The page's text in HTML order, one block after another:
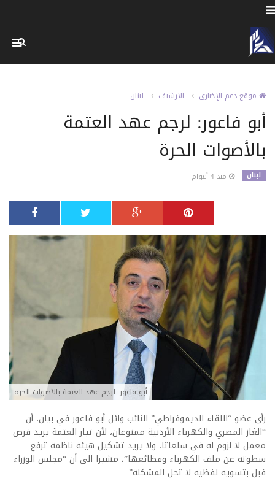
موقع دعم الإخباري الارشيف لبنان
أبو فاعور: لرجم عهد العتمة
بالأصوات الحرة
لبنان منذ 4 أعوام
أبو فاعور: لرجم عهد العتمة بالأصوات الحرة
رأى عضو “اللقاء الديموقراطي” النائب وائل أبو فاعور في بيان، أن
“الغاز المصري والكهرباء الأردنية ممنوعان، لأن تيار العتمة يريد فرض
معمل لا لزوم له في سلعاتا، ولا يريد تشكيل هيئة ناظمة ترفع
سطوته عن ملف الكهرباء وفظائعها”، مشيرا الى أن “مجلس الوزراء
قبل بتسوية لفظية لا تحل المشكلة”.